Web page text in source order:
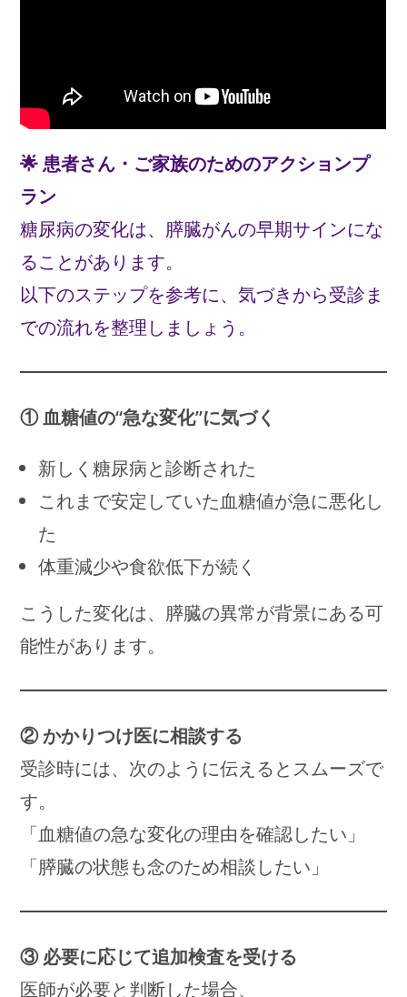
🌟 患者さん・ご家族のためのアクションプ
ラン
糖尿病の変化は、膵臓がんの早期サインにな
ることがあります。
以下のステップを参考に、気づきから受診ま
での流れを整理しましょう。
① 血糖値の“急な変化”に気づく
新しく糖尿病と診断された
これまで安定していた血糖値が急に悪化し
た
体重減少や食欲低下が続く
こうした変化は、膵臓の異常が背景にある可
能性があります。
② かかりつけ医に相談する
受診時には、次のように伝えるとスムーズで
す。
「血糖値の急な変化の理由を確認したい」
「膵臓の状態も念のため相談したい」
③ 必要に応じて追加検査を受ける
医師が必要と判断した場合、